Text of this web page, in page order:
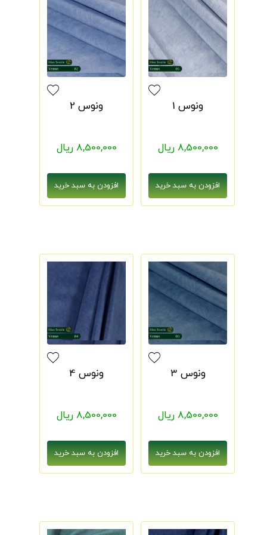
ونوس 1
8,500,000 ریال
ونوس 2
8,500,000 ریال
ونوس 3
8,500,000 ریال
ونوس 4
8,500,000 ریال